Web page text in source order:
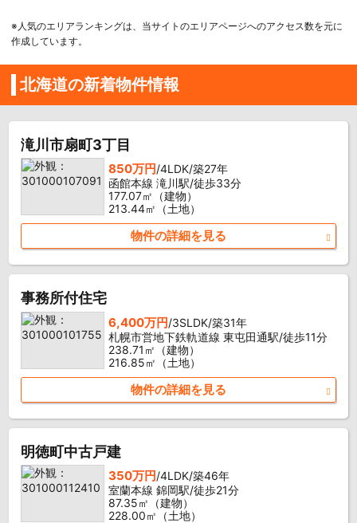
※人気のエリアランキングは、当サイトのエリアページへのアクセス数を元に
作成しています。
北海道の新着物件情報
滝川市扇町3丁目
850万円/4LDK/築27年
函館本線 滝川駅/徒歩33分
177.07㎡（建物）
213.44㎡（土地）
物件の詳細を見る
事務所付住宅
6,400万円/3SLDK/築31年
札幌市営地下鉄軌道線 東屯田通駅/徒歩11分
238.71㎡（建物）
216.85㎡（土地）
物件の詳細を見る
明徳町中古戸建
350万円/4LDK/築46年
室蘭本線 錦岡駅/徒歩21分
87.35㎡（建物）
228.00㎡（土地）